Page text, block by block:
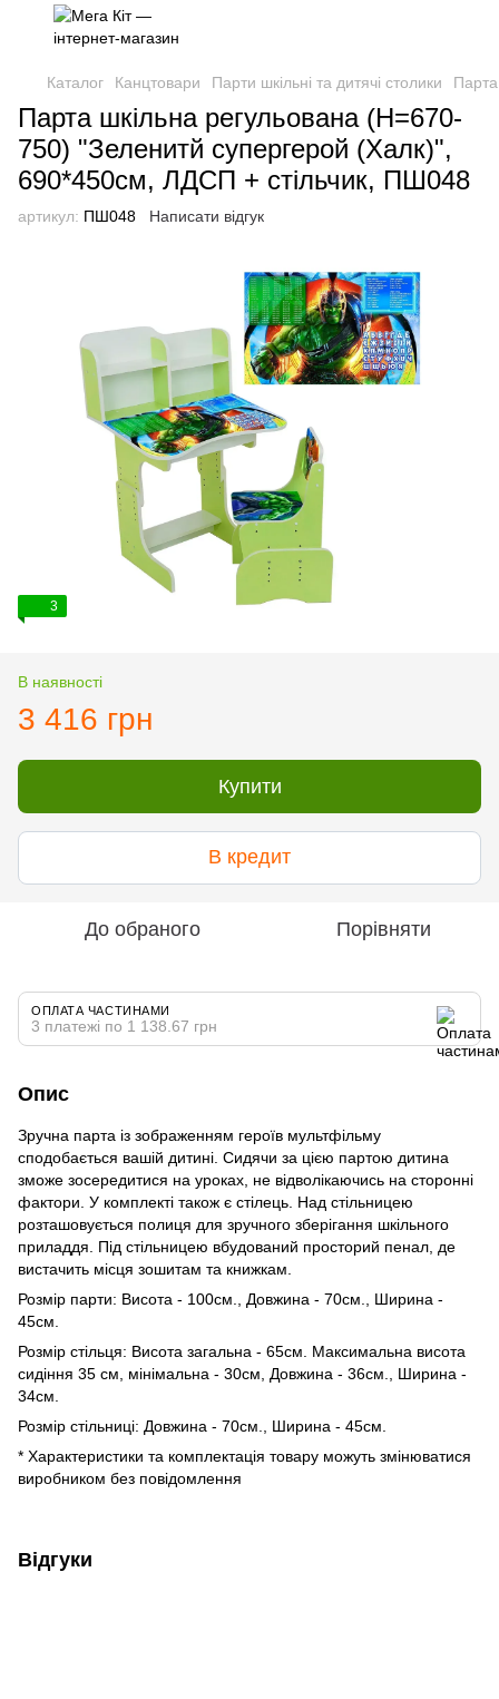
Каталог Канцтовари Парти шкільні та дитячі столики
Парта шкільна регульована (Н=670-
750) "Зеленитй супергерой (Халк)",
690*450см, ЛДСП + стільчик, ПШ048
артикул: ПШ048 Написати відгук
3
В наявності
3 416 грн
Купити
В кредит
До обраного Порівняти
ОПЛАТА ЧАСТИНАМИ
3 платежі по 1 138.67 грн
Опис
Зручна парта із зображенням героїв мультфільму
сподобається вашій дитині. Сидячи за цією партою дитина
зможе зосередитися на уроках, не відволікаючись на сторонні
фактори. У комплекті також є стілець. Над стільницею
розташовується полиця для зручного зберігання шкільного
приладдя. Під стільницею вбудований просторий пенал, де
вистачить місця зошитам та книжкам.
Розмір парти: Висота - 100см., Довжина - 70см., Ширина -
45см.
Розмір стільця: Висота загальна - 65см. Максимальна висота
сидіння 35 см, мінімальна - 30см, Довжина - 36см., Ширина -
34см.
Розмір стільниці: Довжина - 70см., Ширина - 45см.
* Характеристики та комплектація товару можуть змінюватися
виробником без повідомлення
Відгуки